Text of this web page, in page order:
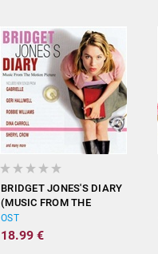
BRIDGET JONES'S DIARY
(MUSIC FROM THE
MOTION PICTURE)
OST
18.99 €